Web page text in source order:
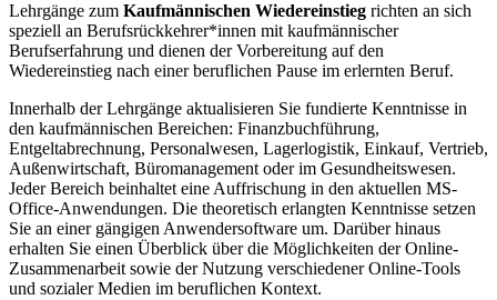
Lehrgänge zum Kaufmännischen Wiedereinstieg richten an sich
speziell an Berufsrückkehrer*innen mit kaufmännischer
Berufserfahrung und dienen der Vorbereitung auf den
Wiedereinstieg nach einer beruflichen Pause im erlernten Beruf.
Innerhalb der Lehrgänge aktualisieren Sie fundierte Kenntnisse in
den kaufmännischen Bereichen: Finanzbuchführung,
Entgeltabrechnung, Personalwesen, Lagerlogistik, Einkauf, Vertrieb,
Außenwirtschaft, Büromanagement oder im Gesundheitswesen.
Jeder Bereich beinhaltet eine Auffrischung in den aktuellen MS-
Office-Anwendungen. Die theoretisch erlangten Kenntnisse setzen
Sie an einer gängigen Anwendersoftware um. Darüber hinaus
erhalten Sie einen Überblick über die Möglichkeiten der Online-
Zusammenarbeit sowie der Nutzung verschiedener Online-Tools
und sozialer Medien im beruflichen Kontext.